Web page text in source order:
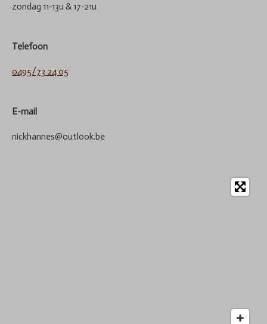
zondag 11-13u & 17-21u
Telefoon
0495/73 24 05
E-mail
nickhannes@outlook.be